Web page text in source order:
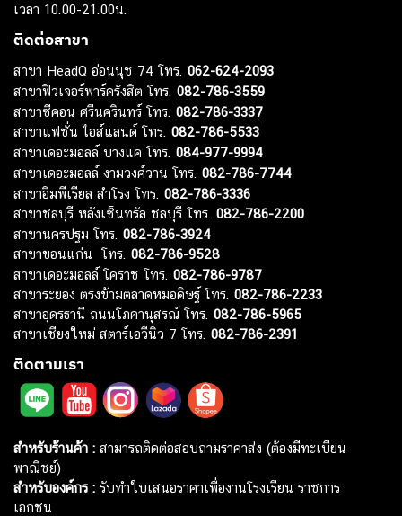
เวลา 10.00-21.00น.
ติดต่อสาขา
สาขา HeadQ อ่อนนุช 74 โทร. 062-624-2093
สาขาฟิวเจอร์พาร์ครังสิต โทร. 082-786-3559
สาขาซีคอน ศรีนครินทร์ โทร. 082-786-3337
สาขาแฟชั่น ไอส์แลนด์ โทร. 082-786-5533
สาขาเดอะมอลล์ บางแค โทร. 084-977-9994
สาขาเดอะมอลล์ งามวงศ์วาน โทร. 082-786-7744
สาขาอิมพีเรียล สำโรง โทร. 082-786-3336
สาขาชลบุรี หลังเซ็นทรัล ชลบุรี โทร. 082-786-2200
สาขานครปฐม โทร. 082-786-3924
สาขาขอนแก่น โทร. 082-786-9528
สาขาเดอะมอลล์ โคราช โทร. 082-786-9787
สาขาระยอง ตรงข้ามตลาดหมอดิษฐ์ โทร. 082-786-2233
สาขาอุดรธานี ถนนโภคานุสรณ์ โทร. 082-786-5965
สาขาเชียงใหม่ สตาร์เอวีนิว 7 โทร. 082-786-2391
ติดตามเรา
สำหรับร้านค้า : สามารถติดต่อสอบถามราคาส่ง (ต้องมีทะเบียน
พาณิชย์)
สำหรับองค์กร : รับทำใบเสนอราคาเพื่องานโรงเรียน ราชการ
เอกชน